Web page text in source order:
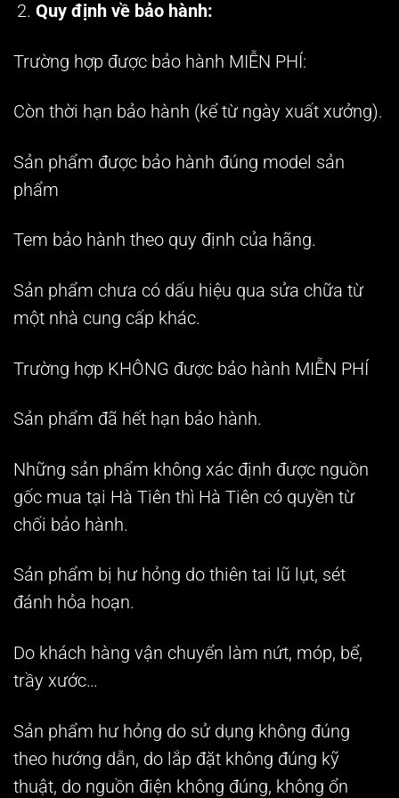
Quy định về bảo hành:
Trường hợp được bảo hành MIỄN PHÍ:
Còn thời hạn bảo hành (kể từ ngày xuất xưởng).
Sản phẩm được bảo hành đúng model sản
phẩm
Tem bảo hành theo quy định của hãng.
Sản phẩm chưa có dấu hiệu qua sửa chữa từ
một nhà cung cấp khác.
Trường hợp KHÔNG được bảo hành MIỄN PHÍ
Sản phẩm đã hết hạn bảo hành.
Những sản phẩm không xác định được nguồn
gốc mua tại Hà Tiên thì Hà Tiên có quyền từ
chối bảo hành.
Sản phẩm bị hư hỏng do thiên tai lũ lụt, sét
đánh hỏa hoạn.
Do khách hàng vận chuyển làm nứt, móp, bể,
trầy xước…
Sản phẩm hư hỏng do sử dụng không đúng
theo hướng dẫn, do lắp đặt không đúng kỹ
thuật, do nguồn điện không đúng, không ổn